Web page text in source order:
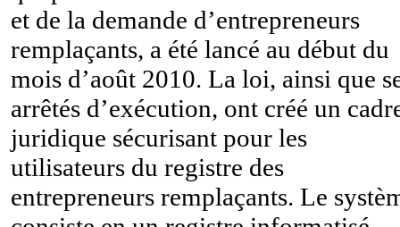
et de la demande d’entrepreneurs
remplaçants, a été lancé au début du
mois d’août 2010. La loi, ainsi que
arrêtés d’exécution, ont créé un
juridique sécurisant pour les
utilisateurs du registre des
entrepreneurs remplaçants. Le